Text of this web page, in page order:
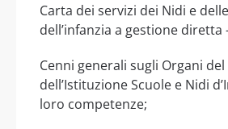
Carta dei servizi dei Nidi e
dell’infanzia a gestione diretta
Cenni generali sugli Organi
dell’Istituzione Scuole e Nidi
loro competenze;